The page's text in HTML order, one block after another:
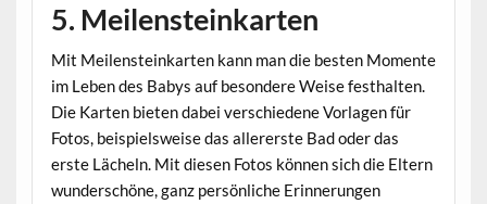
5. Meilensteinkarten
Mit Meilensteinkarten kann man die besten Momente
im Leben des Babys auf besondere Weise festhalten.
Die Karten bieten dabei verschiedene Vorlagen für
Fotos, beispielsweise das allererste Bad oder das
erste Lächeln. Mit diesen Fotos können sich die Eltern
wunderschöne, ganz persönliche Erinnerungen